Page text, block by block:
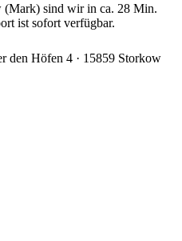
(Mark) sind wir in ca. 28 Min.
ist sofort verfügbar.
den Höfen 4 · 15859 Storkow